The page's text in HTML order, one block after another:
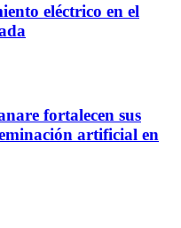
eléctrico en el
fortalecen sus
artificial en